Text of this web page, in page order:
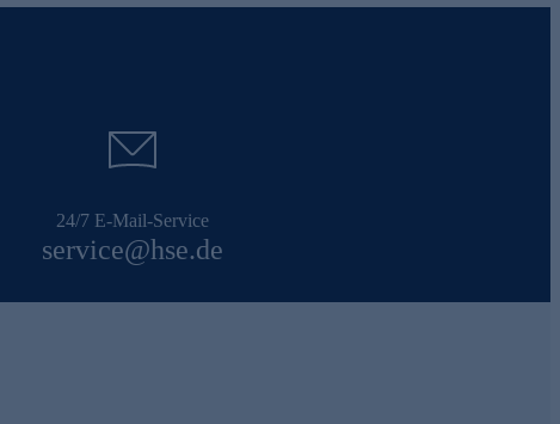
24/7 E-Mail-Service
service@hse.de